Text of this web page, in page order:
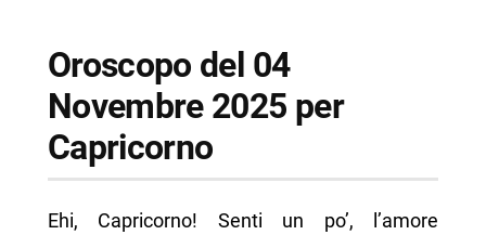
Oroscopo del 04
Novembre 2025 per
Capricorno
Ehi, Capricorno! Senti un po’, l’amore